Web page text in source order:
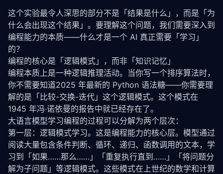
print(f"2. 代码逻辑推理差距
print(f"3. 现代框架API差距
print(f"4. 实验组数据量仅为对照组B的 0.4%"
print(
这个实验最令人深思的部分不是「结果是什么」，而是「为
什么会出现这个结果」。要理解这个问题，我们需要深入到
编程能力的本质——什么才是一个 AI 真正需要「学习」
的？
编程的核心是「逻辑模式」，而非「知识记忆」
编程本质上是一种逻辑推理活动。当你写一个排序算法时，
你不需要知道2025 年最新的 Python 语法糖——你需要理
解的是「比较-交换-迭代」这个逻辑模式。这个模式在
1945 年冯·诺依曼的报告中就已经存在了。
大语言模型学习编程的过程可以分解为两个层次：
第一层：逻辑模式学习。这是编程能力的核心层。模型通过
阅读大量包含条件判断、循环、递归、函数调用的文本，学
习到「如果……那么……」「重复执行直到……」「将问题分
解为子问题」等逻辑模式。这些模式在上世纪的数学和计算